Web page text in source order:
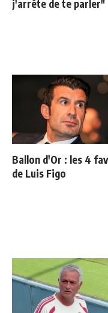
j'arrête de te parler"
Ballon d'Or : les 4
de Luis Figo